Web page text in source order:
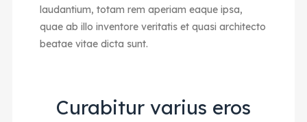
laudantium, totam rem aperiam eaque ipsa,
quae ab illo inventore veritatis et quasi architecto
beatae vitae dicta sunt.
Curabitur varius eros